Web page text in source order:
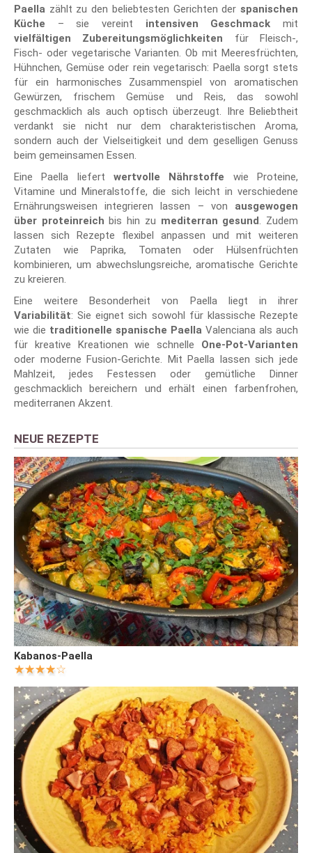
Paella zählt zu den beliebtesten Gerichten der spanischen
Küche – sie vereint intensiven Geschmack mit
vielfältigen Zubereitungsmöglichkeiten für Fleisch-,
Fisch- oder vegetarische Varianten. Ob mit Meeresfrüchten,
Hühnchen, Gemüse oder rein vegetarisch: Paella sorgt stets
für ein harmonisches Zusammenspiel von aromatischen
Gewürzen, frischem Gemüse und Reis, das sowohl
geschmacklich als auch optisch überzeugt. Ihre Beliebtheit
verdankt sie nicht nur dem charakteristischen Aroma,
sondern auch der Vielseitigkeit und dem geselligen Genuss
beim gemeinsamen Essen.
Eine Paella liefert wertvolle Nährstoffe wie Proteine,
Vitamine und Mineralstoffe, die sich leicht in verschiedene
Ernährungsweisen integrieren lassen – von ausgewogen
über proteinreich bis hin zu mediterran gesund. Zudem
lassen sich Rezepte flexibel anpassen und mit weiteren
Zutaten wie Paprika, Tomaten oder Hülsenfrüchten
kombinieren, um abwechslungsreiche, aromatische Gerichte
zu kreieren.
Eine weitere Besonderheit von Paella liegt in ihrer
Variabilität: Sie eignet sich sowohl für klassische Rezepte
wie die traditionelle spanische Paella Valenciana als auch
für kreative Kreationen wie schnelle One-Pot-Varianten
oder moderne Fusion-Gerichte. Mit Paella lassen sich jede
Mahlzeit, jedes Festessen oder gemütliche Dinner
geschmacklich bereichern und erhält einen farbenfrohen,
mediterranen Akzent.
NEUE REZEPTE
Kabanos-Paella